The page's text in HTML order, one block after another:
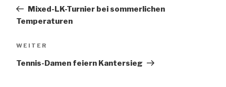
Mixed-LK-Turnier bei sommerlichen
Temperaturen
Nächster
WEITER
Tennis-Damen feiern Kantersieg